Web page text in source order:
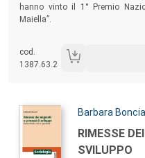
hanno vinto il 1° Premio
Maiella”.
cod.
1387.63.2
Autori:
Barbara
Titolo:
RIMESSE
SVILUPPO